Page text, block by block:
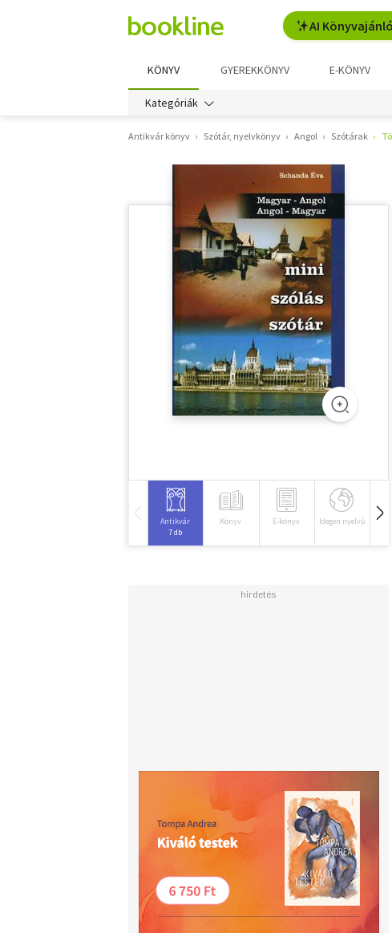
AI Könyvajánló
KÖNYV GYEREKKÖNYV E-KÖNYV
Kategóriák
Antikvár könyv Szótár, nyelvkönyv Angol Szótárak
Antikvár
7 db
Könyv E-könyv Idegen nyelvű